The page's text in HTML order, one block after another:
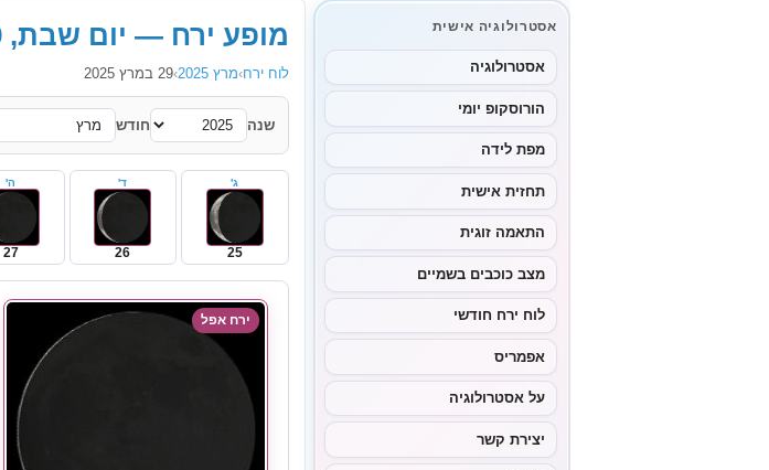
אסטרולוגיה אישית
אסטרולוגיה
הורוסקופ יומי
מפת לידה
תחזית אישית
התאמה זוגית
מצב כוכבים בשמיים
לוח ירח חודשי
אפמריס
על אסטרולוגיה
יצירת קשר
מופע ירח — יום שבת, 29 במרץ 2025
לוח ירח›מרץ 2025 ›29 במרץ 2025
שנה חודש
ג'
25
ד'
26
ה'
27
ירח אפל